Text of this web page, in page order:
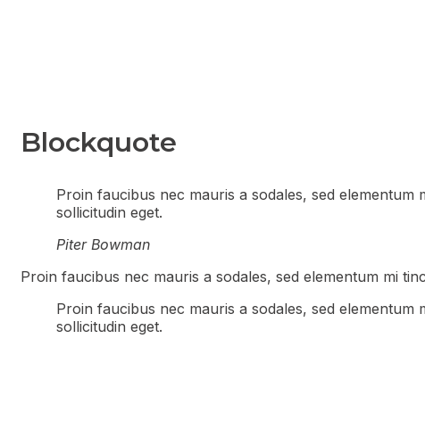
Blockquote
Proin faucibus nec mauris a sodales, sed elementum
sollicitudin eget.
Piter Bowman
Proin faucibus nec mauris a sodales, sed elementum mi
Proin faucibus nec mauris a sodales, sed elementum
sollicitudin eget.